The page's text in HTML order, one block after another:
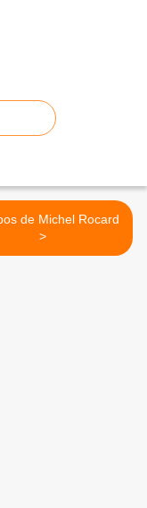
de Michel Rocard
>